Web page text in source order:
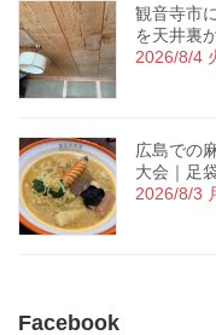
観音寺市
を天井裏
2026/8/4
広島での
大会｜足
2026/8/3
Facebook